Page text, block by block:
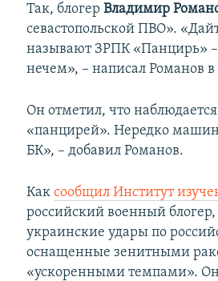
Так, блогерВладимир
севастопольской ПВО».
называют ЗРПК «Панцирь»
нечем», – написал Романов
Он отметил, что
«панцирей». Нередко
БК», – добавил Романов.
Каксообщил Институт
российский военный
украинские удары по
оснащенные зенитными
«ускоренными темпами». Он